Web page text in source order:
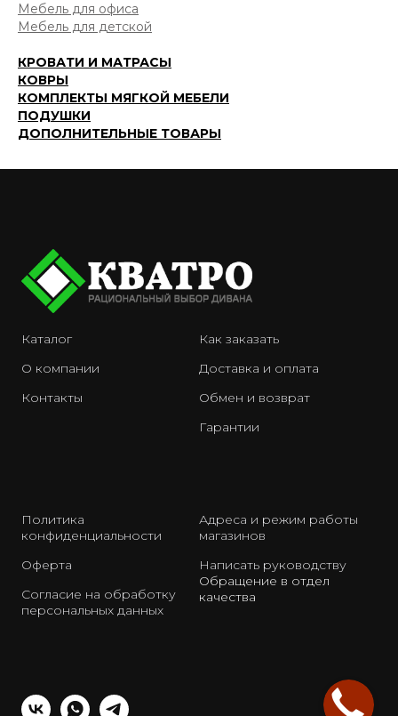
Мебель для офиса
Мебель для детской
КРОВАТИ И МАТРАСЫ
КОВРЫ
КОМПЛЕКТЫ МЯГКОЙ МЕБЕЛИ
ПОДУШКИ
ДОПОЛНИТЕЛЬНЫЕ ТОВАРЫ
Каталог
О компании
Контакты
Как заказать
Доставка и оплата
Обмен и возврат
Гарантии
Политика
конфиденциальности
Оферта
Согласие на обработку
персональных данных
Адреса и режим работы
магазинов
Написать руководству
Обращение в отдел
качества